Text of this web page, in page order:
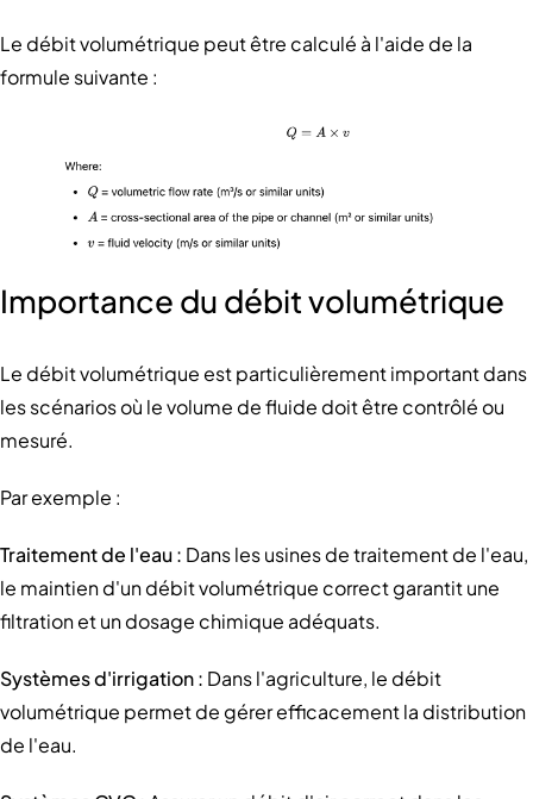
Le débit volumétrique peut être calculé à l'aide de la
formule suivante :
Importance du débit volumétrique
Le débit volumétrique est particulièrement important dans
les scénarios où le volume de fluide doit être contrôlé ou
mesuré.
Par exemple :
Traitement de l'eau : Dans les usines de traitement de l'eau,
le maintien d'un débit volumétrique correct garantit une
filtration et un dosage chimique adéquats.
Systèmes d'irrigation : Dans l'agriculture, le débit
volumétrique permet de gérer efficacement la distribution
de l'eau.